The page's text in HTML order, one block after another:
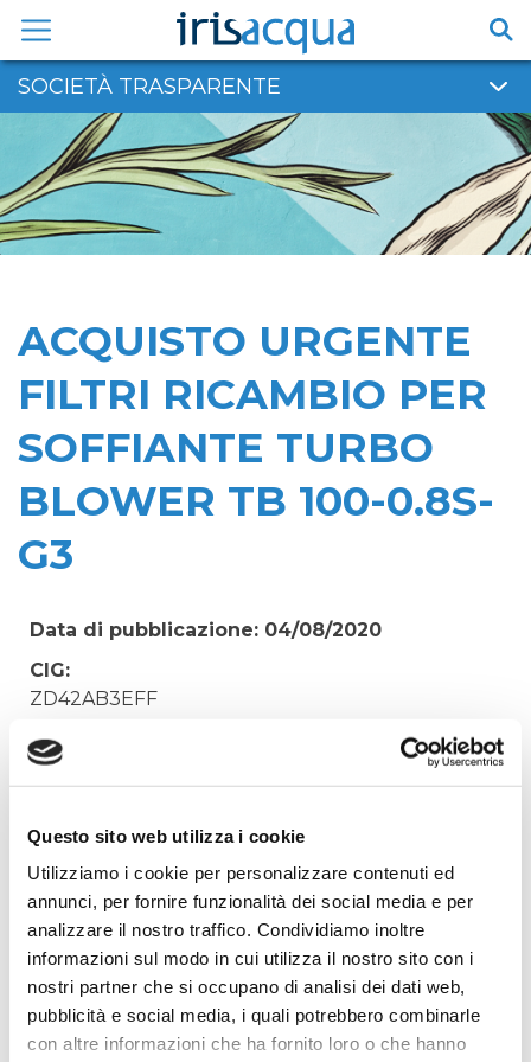
Questo sito web utilizza i cookie
Utilizziamo i cookie per personalizzare contenuti ed
annunci, per fornire funzionalità dei social media e per
analizzare il nostro traffico. Condividiamo inoltre
informazioni sul modo in cui utilizza il nostro sito con i
nostri partner che si occupano di analisi dei dati web,
pubblicità e social media, i quali potrebbero combinarle
con altre informazioni che ha fornito loro o che hanno
contenuto
SOCIETÀ TRASPARENTE
ACQUISTO URGENTE
FILTRI RICAMBIO PER
SOFFIANTE TURBO
BLOWER TB 100-0.8S-
G3
Data di pubblicazione: 04/08/2020
CIG:
ZD42AB3EFF
Struttura proponente:
'Irisacqua srl P.I./C.F. 01070220312. - Ufficio
Oggetto:
ACQUISTO URGENTE FILTRI RICAMBIO PER
SOFFIANTE TURBO BLOWER TB 100-0.8S-G3
Elenco operatori invitati:
Procedura di scelta:
Affidamento ai sensi del Regolamento Generale